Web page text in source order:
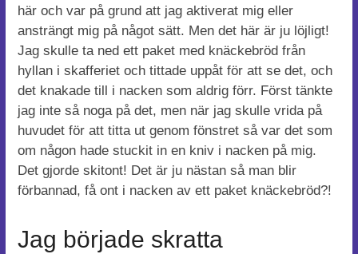
här och var på grund att jag aktiverat mig eller
ansträngt mig på något sätt. Men det här är ju löjligt!
Jag skulle ta ned ett paket med knäckebröd från
hyllan i skafferiet och tittade uppåt för att se det, och
det knakade till i nacken som aldrig förr. Först tänkte
jag inte så noga på det, men när jag skulle vrida på
huvudet för att titta ut genom fönstret så var det som
om någon hade stuckit in en kniv i nacken på mig.
Det gjorde skitont! Det är ju nästan så man blir
förbannad, få ont i nacken av ett paket knäckebröd?!
Jag började skratta